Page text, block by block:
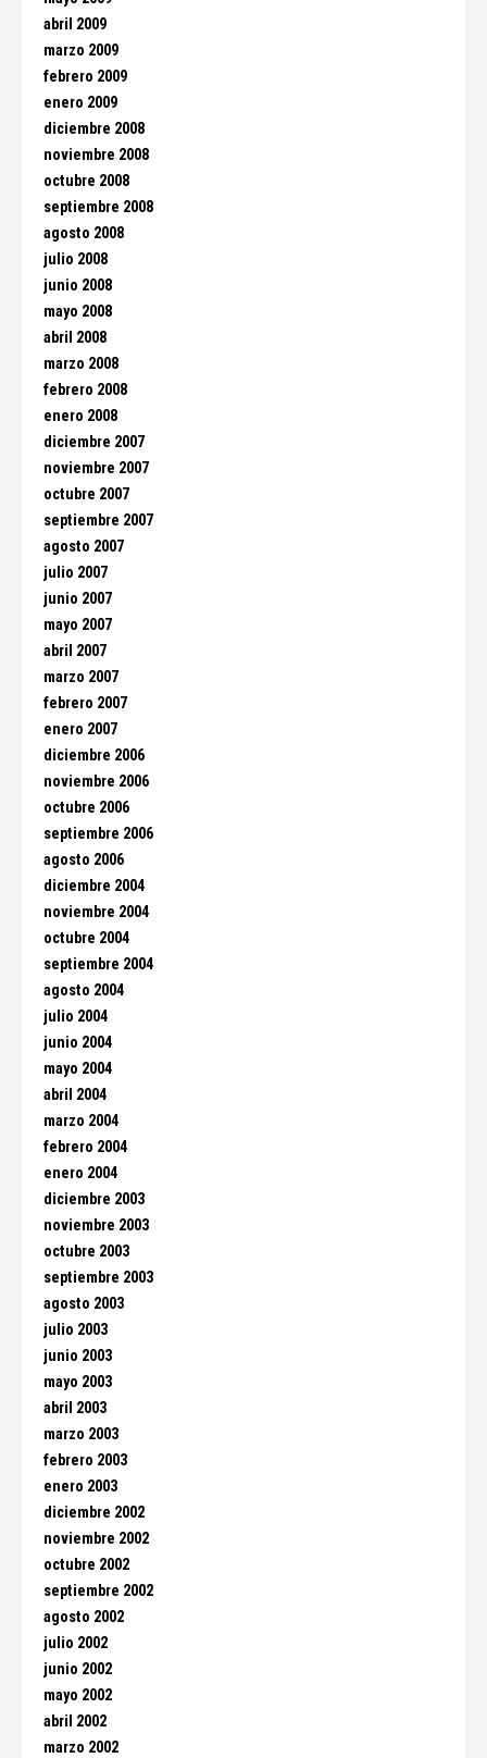
abril 2009
marzo 2009
febrero 2009
enero 2009
diciembre 2008
noviembre 2008
octubre 2008
septiembre 2008
agosto 2008
julio 2008
junio 2008
mayo 2008
abril 2008
marzo 2008
febrero 2008
enero 2008
diciembre 2007
noviembre 2007
octubre 2007
septiembre 2007
agosto 2007
julio 2007
junio 2007
mayo 2007
abril 2007
marzo 2007
febrero 2007
enero 2007
diciembre 2006
noviembre 2006
octubre 2006
septiembre 2006
agosto 2006
diciembre 2004
noviembre 2004
octubre 2004
septiembre 2004
agosto 2004
julio 2004
junio 2004
mayo 2004
abril 2004
marzo 2004
febrero 2004
enero 2004
diciembre 2003
noviembre 2003
octubre 2003
septiembre 2003
agosto 2003
julio 2003
junio 2003
mayo 2003
abril 2003
marzo 2003
febrero 2003
enero 2003
diciembre 2002
noviembre 2002
octubre 2002
septiembre 2002
agosto 2002
julio 2002
junio 2002
mayo 2002
abril 2002
marzo 2002